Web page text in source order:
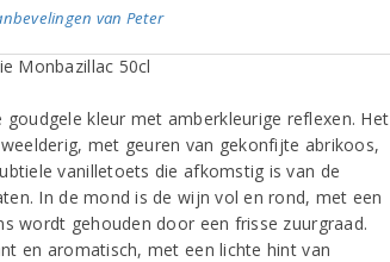
van Peter
kleur met amberkleurige reflexen. Het
met geuren van gekonfijte abrikoos,
vanilletoets die afkomstig is van de
In de mond is de wijn vol en rond, met een
wordt gehouden door een frisse zuurgraad.
en aromatisch, met een lichte hint van